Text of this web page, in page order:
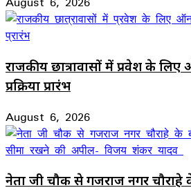
राजकीय छात्रावासों में प्रवेश के
प्रक्रिया प्रारंभ
August 6, 2026
नेता जी चौक से गजराज नगर चौराहे